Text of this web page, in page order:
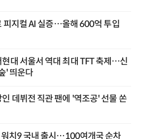
피지컬 AI 실증…올해 600억 투입
현대 서울서 역대 최대 TFT 축제…신
' 띄운다
데뷔전 직관 팬에 '역조공' 선물 쏜
치9 국내 출시…100여개국 순차